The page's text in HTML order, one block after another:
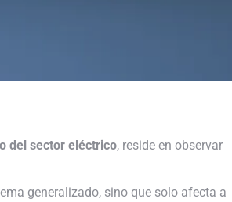
del sector eléctrico, reside en observar
generalizado, sino que solo afecta a